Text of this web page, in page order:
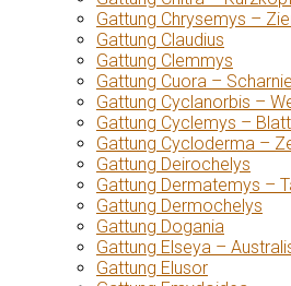
Gattung Chrysemys –
Gattung Claudius
Gattung Clemmys
Gattung Cuora –
Gattung Cyclanorbis –
Gattung Cyclemys –
Gattung Cycloderma –
Gattung Deirochelys
Gattung Dermatemys –
Gattung Dermochelys
Gattung Dogania
Gattung Elseya –
Gattung Elusor